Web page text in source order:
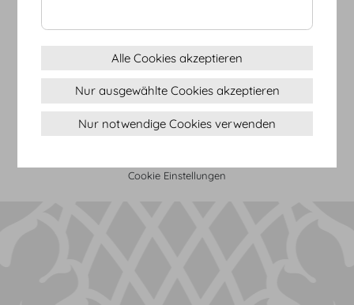
Datenschutz
Cookie Einstellungen
Alle Cookies akzeptieren
Nur ausgewählte Cookies akzeptieren
Nur notwendige Cookies verwenden